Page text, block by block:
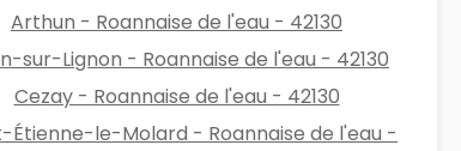
Arthun - Roannaise de l'eau - 42130
sur-Lignon - Roannaise de l'eau - 42130
Cezay - Roannaise de l'eau - 42130
Étienne-le-Molard - Roannaise de l'eau -